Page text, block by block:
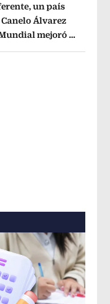
un país
Canelo Álvarez
mejoró la